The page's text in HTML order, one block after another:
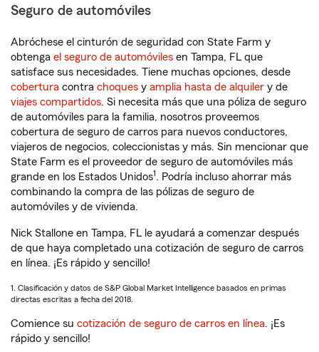
Seguro de automóviles
Abróchese el cinturón de seguridad con State Farm y
obtenga el seguro de automóviles en Tampa, FL que
satisface sus necesidades. Tiene muchas opciones, desde
cobertura contra choques y amplia hasta de alquiler y de
viajes compartidos. Si necesita más que una póliza de seguro
de automóviles para la familia, nosotros proveemos
cobertura de seguro de carros para nuevos conductores,
viajeros de negocios, coleccionistas y más. Sin mencionar que
State Farm es el proveedor de seguro de automóviles más
grande en los Estados Unidos1. Podría incluso ahorrar más
combinando la compra de las pólizas de seguro de
automóviles y de vivienda.
Nick Stallone en Tampa, FL le ayudará a comenzar después
de que haya completado una cotización de seguro de carros
en línea. ¡Es rápido y sencillo!
1. Clasificación y datos de S&P Global Market Intelligence basados en primas
directas escritas a fecha del 2018.
Comience su cotización de seguro de carros en línea. ¡Es
rápido y sencillo!